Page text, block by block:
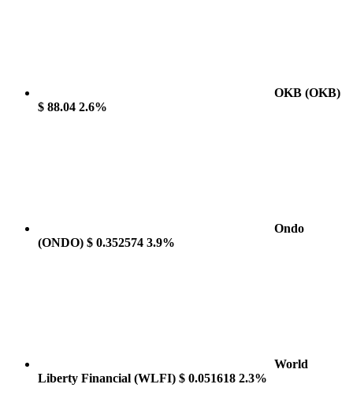
OKB (OKB)
$ 88.04 2.6%
Ondo
(ONDO) $ 0.352574 3.9%
World
Liberty Financial (WLFI) $ 0.051618 2.3%